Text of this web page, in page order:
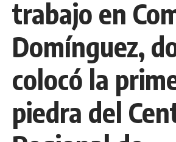
trabajo en
Domínguez,
colocó la
piedra del